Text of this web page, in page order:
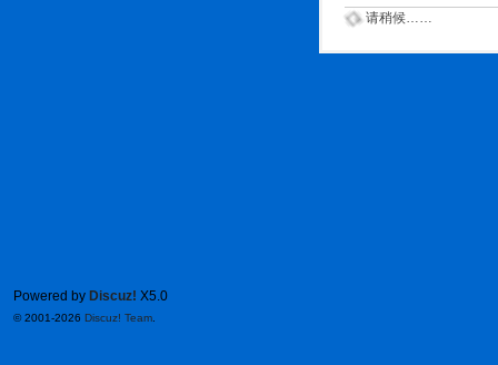
请稍候……
Powered by Discuz! X5.0
© 2001-2026 Discuz! Team